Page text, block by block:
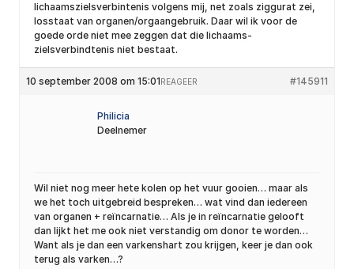
lichaamszielsverbintenis volgens mij, net zoals ziggurat zei,
losstaat van organen/orgaangebruik. Daar wil ik voor de
goede orde niet mee zeggen dat die lichaams-
zielsverbindtenis niet bestaat.
10 september 2008 om 15:01 #145911
REAGEER
Philicia
Deelnemer
Wil niet nog meer hete kolen op het vuur gooien… maar als
we het toch uitgebreid bespreken… wat vind dan iedereen
van organen + reïncarnatie… Als je in reïncarnatie gelooft
dan lijkt het me ook niet verstandig om donor te worden…
Want als je dan een varkenshart zou krijgen, keer je dan ook
terug als varken…?